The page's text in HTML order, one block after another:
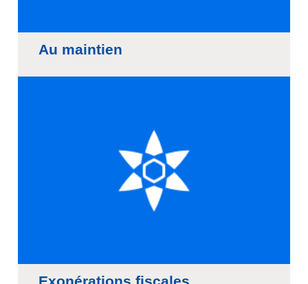
Au maintien
Exonérations fiscales